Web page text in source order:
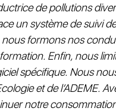
de pollutions
un système de suivi
nous formons nos
Enfin, nous
spécifique. Nous
et de l’ADEME.
notre